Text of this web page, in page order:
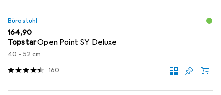
Bürostuhl
EUR
164,90
TopstarOpen Point SY Deluxe
40 - 52 cm
160